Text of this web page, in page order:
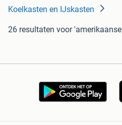
Koelkasten en IJskasten
26 resultaten voor